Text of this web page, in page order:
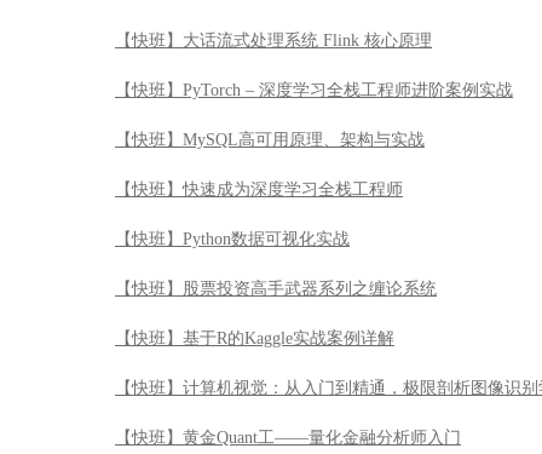
【快班】大话流式处理系统 Flink 核心原理
【快班】PyTorch – 深度学习全栈工程师进阶案例实战
【快班】MySQL高可用原理、架构与实战
【快班】快速成为深度学习全栈工程师
【快班】Python数据可视化实战
【快班】股票投资高手武器系列之缠论系统
【快班】基于R的Kaggle实战案例详解
【快班】计算机视觉：从入门到精通，极限剖析图像识
【快班】黄金Quant工——量化金融分析师入门